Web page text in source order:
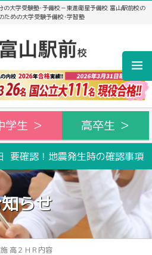
大学受験塾･予備校－東進衛星予備校 富山駅前校の
ための大学受験予備校･学習塾
学生 ＞ 高卒生 ＞
要確認！地震発生時の確認事項
らせ
高２ＨＲ内容